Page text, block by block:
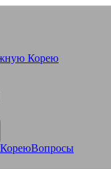
Корею
Вопросы